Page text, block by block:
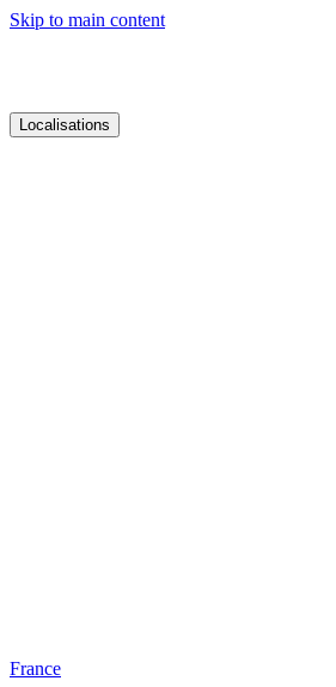
Skip to main content
Localisations
France